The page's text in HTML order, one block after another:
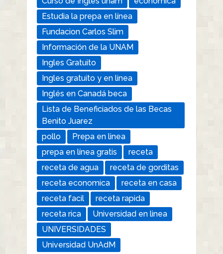
Estudia la prepa en línea
Fundacion Carlos Slim
Información de la UNAM
Ingles Gratuito
Ingles gratuito y en linea
Inglés en Canadá beca
Lista de Beneficiados de las Becas
Benito Juarez
pollo
Prepa en linea
prepa en línea gratis
receta
receta de agua
receta de gorditas
receta economica
receta en casa
receta facil
receta rapida
receta rica
Universidad en linea
UNIVERSIDADES
Universidad UnAdM